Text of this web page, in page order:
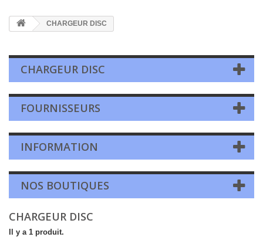
CHARGEUR DISC
CHARGEUR DISC
FOURNISSEURS
INFORMATION
NOS BOUTIQUES
CHARGEUR DISC
Il y a 1 produit.